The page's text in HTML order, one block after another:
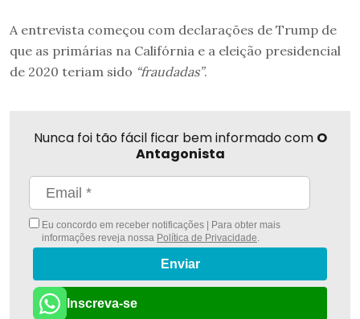
A entrevista começou com declarações de Trump de
que as primárias na Califórnia e a eleição presidencial
de 2020 teriam sido “fraudadas”.
Nunca foi tão fácil ficar bem informado com O
Antagonista
Eu concordo em receber notificações | Para obter mais
informações reveja nossa Política de Privacidade.
Enviar
Inscreva-se